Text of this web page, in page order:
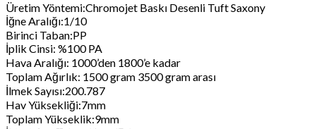
Üretim Yöntemi:Chromojet Baskı Desenli Tuft Saxony
İğne Aralığı:1/10
Birinci Taban:PP
İplik Cinsi: %100 PA
Hava Aralığı: 1000’den 1800’e kadar
Toplam Ağırlık: 1500 gram 3500 gram arası
İlmek Sayısı:200.787
Hav Yüksekliği:7mm
Toplam Yükseklik:9mm